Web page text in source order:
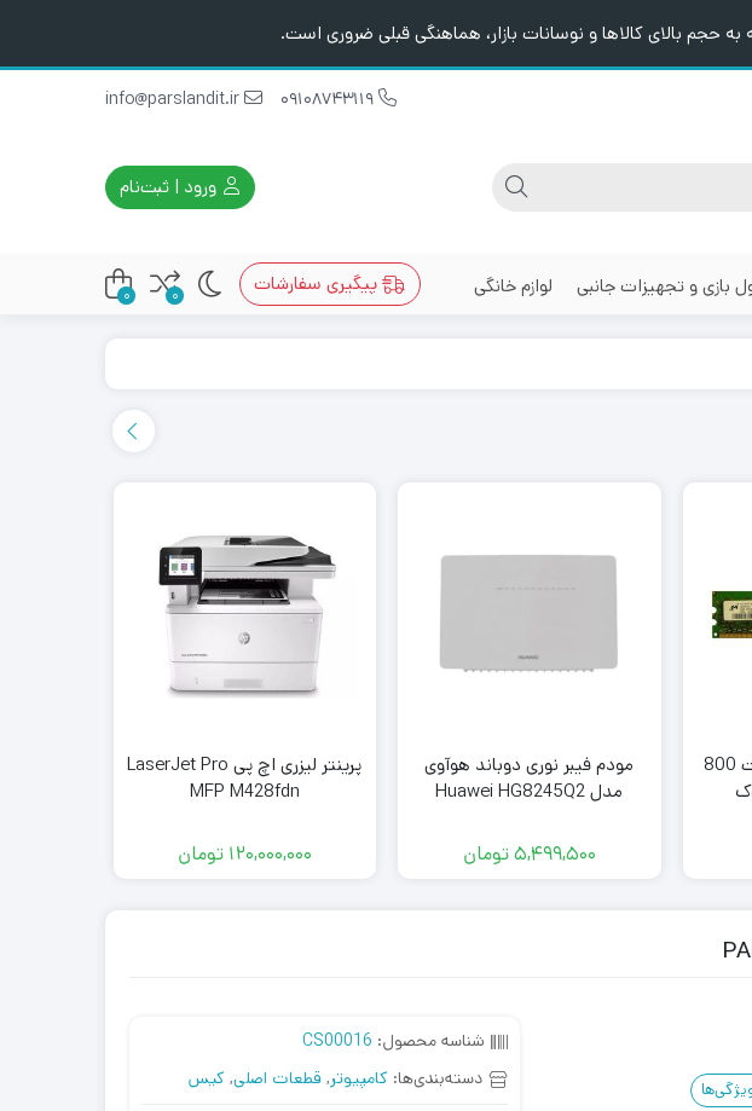
بالای کالاها و نوسانات بازار، هماهنگی قبلی ضروری است.
ورود | ثبت‌نام
بازی و تجهیزات جانبی لوازم خانگی پیگیری سفارشات 0
0
رم kvr ظرفیت 2 گیگابایت 800
مودم فیبر نوری دوباند هوآوی
مدل Huawei HG8245Q2
5,499,500تومان
پرینتر لیزری اچ‌ پی LaserJet Pro
MFP M428fdn
120,000,000 تومان
شناسه محصول: CS00016
دسته‌بندی‌ها: کامپیوتر, قطعات اصلی, کیس